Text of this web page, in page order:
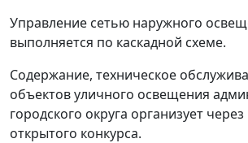
Управление сетью наружного
выполняется по каскадной схеме.
Содержание, техническое
объектов уличного освещения
городского округа организует
открытого конкурса.